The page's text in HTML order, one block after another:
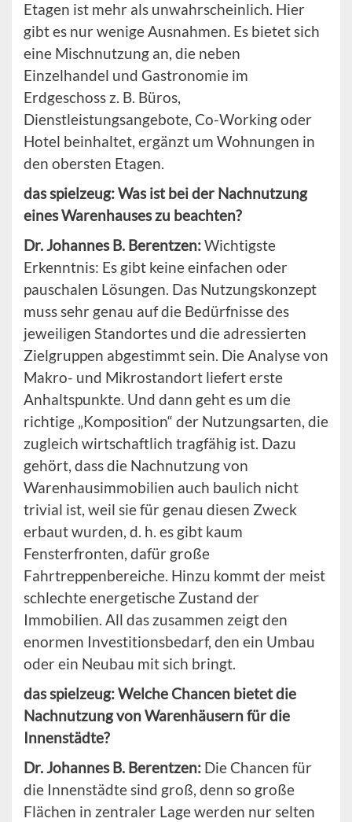
Etagen ist mehr als unwahrscheinlich. Hier
gibt es nur wenige Ausnahmen. Es bietet sich
eine Mischnutzung an, die neben
Einzelhandel und Gastronomie im
Erdgeschoss z. B. Büros,
Dienstleistungsangebote, Co-Working oder
Hotel beinhaltet, ergänzt um Wohnungen in
den obersten Etagen.
das spielzeug: Was ist bei der Nachnutzung
eines Warenhauses zu beachten?
Dr. Johannes B. Berentzen:Wichtigste
Erkenntnis: Es gibt keine einfachen oder
pauschalen Lösungen. Das Nutzungskonzept
muss sehr genau auf die Bedürfnisse des
jeweiligen Standortes und die adressierten
Zielgruppen abgestimmt sein. Die Analyse von
Makro- und Mikrostandort liefert erste
Anhaltspunkte. Und dann geht es um die
richtige „Komposition“ der Nutzungsarten, die
zugleich wirtschaftlich tragfähig ist. Dazu
gehört, dass die Nachnutzung von
Warenhausimmobilien auch baulich nicht
trivial ist, weil sie für genau diesen Zweck
erbaut wurden, d. h. es gibt kaum
Fensterfronten, dafür große
Fahrtreppenbereiche. Hinzu kommt der meist
schlechte energetische Zustand der
Immobilien. All das zusammen zeigt den
enormen Investitionsbedarf, den ein Umbau
oder ein Neubau mit sich bringt.
das spielzeug: Welche Chancen bietet die
Nachnutzung von Warenhäusern für die
Innenstädte?
Dr. Johannes B. Berentzen: Die Chancen für
die Innenstädte sind groß, denn so große
Flächen in zentraler Lage werden nur selten